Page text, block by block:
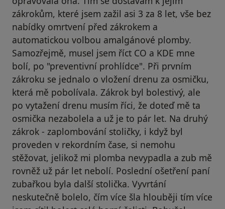
zákrokům, které jsem zažil asi 3 za 8 let, vše bez
nabídky omrtvení před zákrokem a
automatickou volbou amalgánové plomby.
Samozřejmě, musel jsem říct CO a KDE mne
bolí, po "preventivní prohlídce". Při prvním
zákroku se jednalo o vložení drenu za osmičku,
která mě pobolívala. Zákrok byl bolestivý, ale
po vytažení drenu musím říci, že doteď mě ta
osmička nezabolela a už je to pár let. Na druhý
zákrok - zaplombování stoličky, i když byl
proveden v rekordním čase, si nemohu
stěžovat, jelikož mi plomba nevypadla a zub mě
rovněž už pár let nebolí. Poslední ošetření paní
zubařkou byla další stolička. Vyvrtání
neskutečně bolelo, čím více šla hlouběji tím více